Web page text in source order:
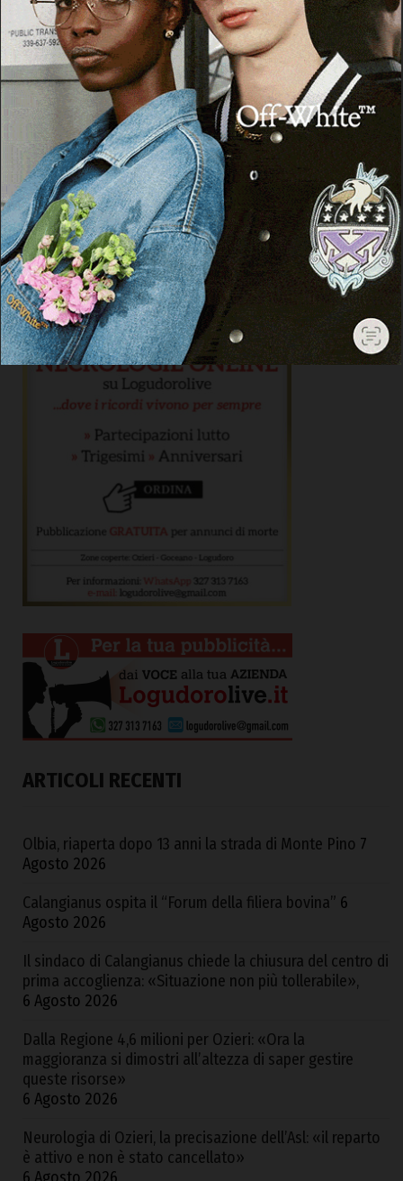
ARTICOLI RECENTI
Olbia, riaperta dopo 13 anni la strada di Monte Pino 7
Agosto 2026
Calangianus ospita il “Forum della filiera bovina” 6
Agosto 2026
Il sindaco di Calangianus chiede la chiusura del centro di
prima accoglienza: «Situazione non più tollerabile»,
6 Agosto 2026
Dalla Regione 4,6 milioni per Ozieri: «Ora la
maggioranza si dimostri all’altezza di saper gestire
queste risorse»
6 Agosto 2026
Neurologia di Ozieri, la precisazione dell’Asl: «il reparto
è attivo e non è stato cancellato»